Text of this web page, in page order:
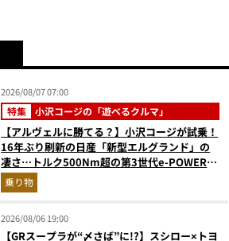
2026/08/07 07:00
特集 小沢コージの「遊べるクルマ」
【アルヴェルに勝てる？】小沢コージが試乗！
16年ぶり刷新の日産「新型エルグランド」の
凄さ…トルク500Nm超の第3世代e-POWER＆
和の格調高きデザインを徹底チェック
乗り物
2026/08/06 19:00
【GRスープラが“〆さば”に!?】スシロー×トヨ